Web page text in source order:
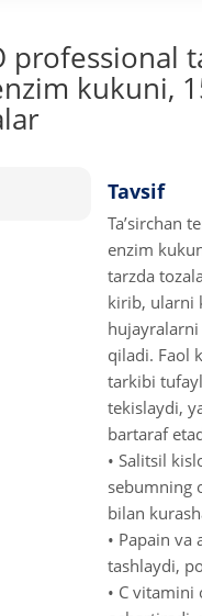
professional
kukuni,
Tavsif
Ta’sirchan
enzim
tarzda
kirib, ularni
qiladi. Faol
tarkibi
tekislaydi,
bartaraf
• Salitsil
sebumning
bilan
• Papain
tashlaydi,
• C vitamini